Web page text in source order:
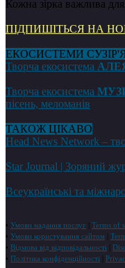
Кожна зірка важлива для
ПІДПИШІТЬСЯ НА
ЕКОСИСТЕМИ
Творча екосистема
Творча екосистема
пісень, меломанів
ТАКОЖ ЦІКАВО
Head News Network –
Star Journal | Зоряний
Всеукраїнські та
• Умови надання послуг
Terms of
• Умови користування сайтом
• Відмова від відповідальності
• Політика конфіденційності